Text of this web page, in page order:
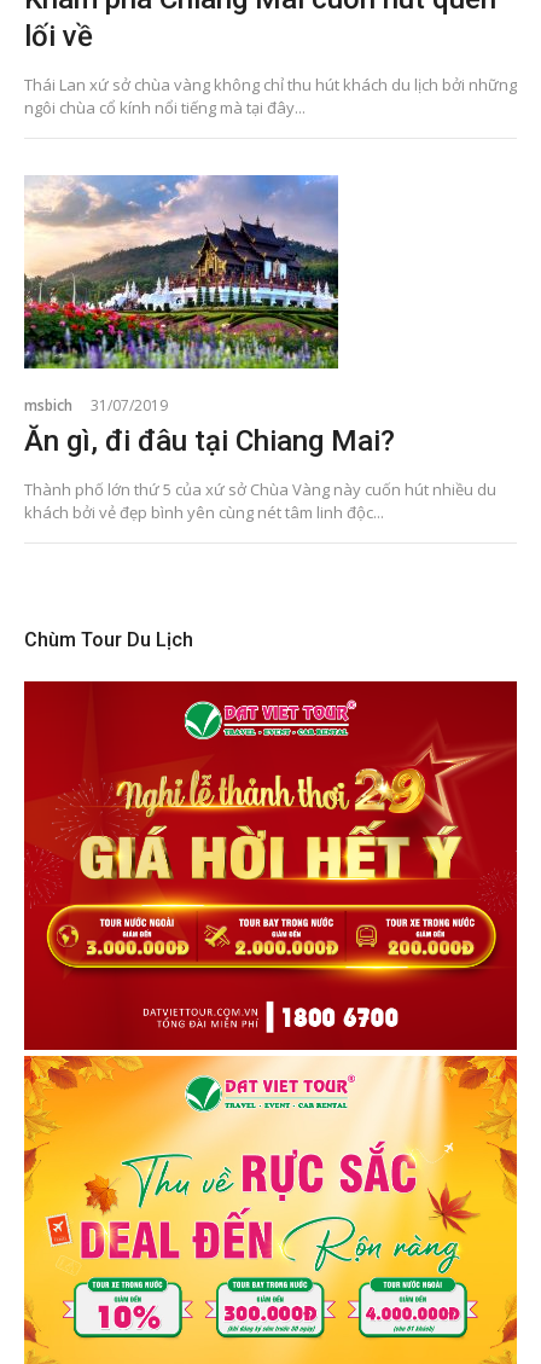
lối về
Thái Lan xứ sở chùa vàng không chỉ thu hút khách du lịch bởi những
ngôi chùa cổ kính nổi tiếng mà tại đây...
msbich 31/07/2019
Ăn gì, đi đâu tại Chiang Mai?
Thành phố lớn thứ 5 của xứ sở Chùa Vàng này cuốn hút nhiều du
khách bởi vẻ đẹp bình yên cùng nét tâm linh độc...
Chùm Tour Du Lịch